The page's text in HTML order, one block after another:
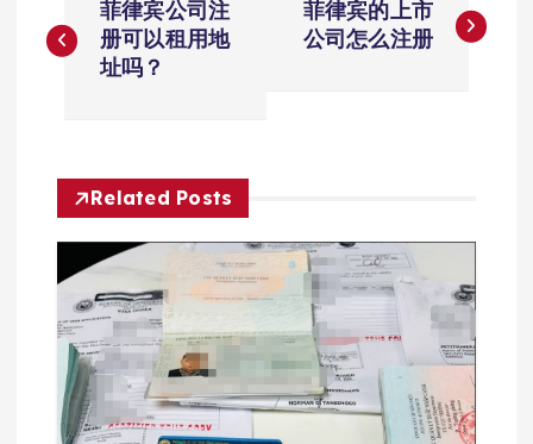
章
航
菲律宾公司注
册可以租用地
址吗？
菲律宾的上市
公司怎么注册
Related Posts